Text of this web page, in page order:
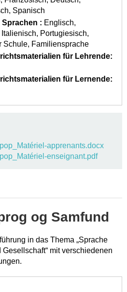
Spanisch
Sprachen : Englisch
Italienisch
Portugiesisch
Schule Familiensprache
für Lehrende:
für Lernende:
apprenants.docx
enseignant.pdf
og Samfund
in das Thema „Sprache
Gesellschaft“ mit verschiedenen